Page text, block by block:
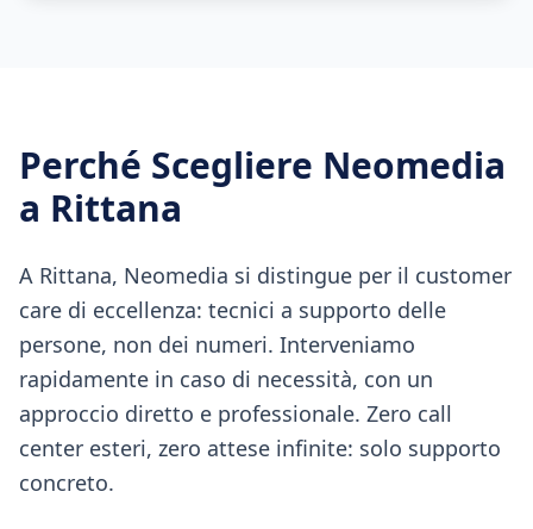
Perché Scegliere Neomedia
a Rittana
A Rittana, Neomedia si distingue per il customer
care di eccellenza: tecnici a supporto delle
persone, non dei numeri. Interveniamo
rapidamente in caso di necessità, con un
approccio diretto e professionale. Zero call
center esteri, zero attese infinite: solo supporto
concreto.